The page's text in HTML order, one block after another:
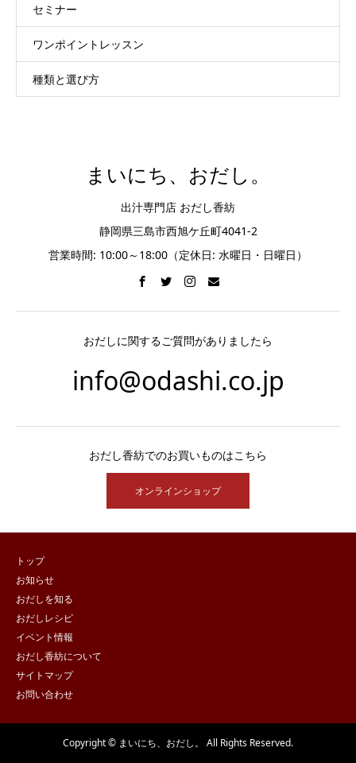
セミナー
ワンポイントレッスン
種類と選び方
まいにち、おだし。
出汁専門店 おだし香紡
静岡県三島市西旭ケ丘町4041-2
営業時間: 10:00～18:00（定休日: 水曜日・日曜日）
おだしに関するご質問がありましたら
info@odashi.co.jp
おだし香紡でのお買いものはこちら
オンラインショップ
トップ
お知らせ
おだしを知る
おだしレシピ
イベント情報
おだし香紡について
サイトマップ
お問い合わせ
Copyright © まいにち、おだし。 All Rights Reserved.